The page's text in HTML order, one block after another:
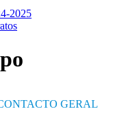
2025
GERAL